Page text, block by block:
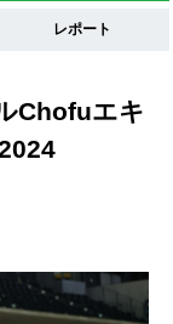
レポート
Chofuエキ